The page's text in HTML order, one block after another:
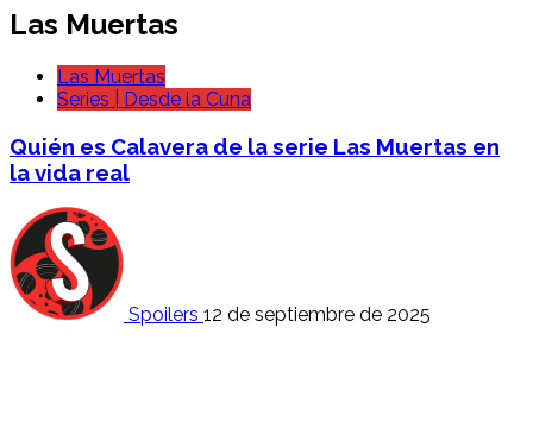
Las Muertas
Las Muertas
Series | Desde la Cuna
Quién es Calavera de la serie Las Muertas en
la vida real
Spoilers 12 de septiembre de 2025